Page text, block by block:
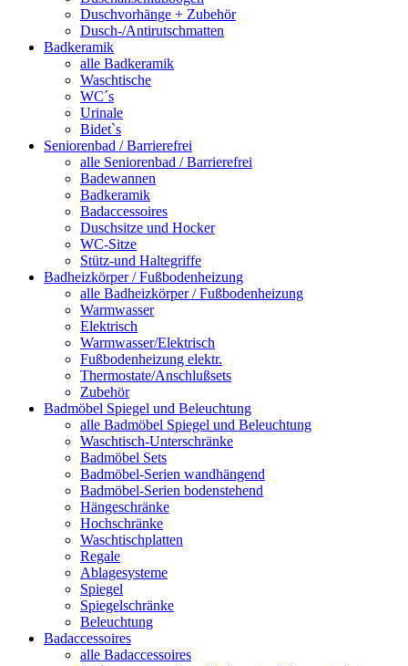
Duschvorhänge + Zubehör
Dusch-/Antirutschmatten
Badkeramik
alle Badkeramik
Waschtische
WC´s
Urinale
Bidet`s
Seniorenbad / Barrierefrei
alle Seniorenbad / Barrierefrei
Badewannen
Badkeramik
Badaccessoires
Duschsitze und Hocker
WC-Sitze
Stütz-und Haltegriffe
Badheizkörper / Fußbodenheizung
alle Badheizkörper / Fußbodenheizung
Warmwasser
Elektrisch
Warmwasser/Elektrisch
Fußbodenheizung elektr.
Thermostate/Anschlußsets
Zubehör
Badmöbel Spiegel und Beleuchtung
alle Badmöbel Spiegel und Beleuchtung
Waschtisch-Unterschränke
Badmöbel Sets
Badmöbel-Serien wandhängend
Badmöbel-Serien bodenstehend
Hängeschränke
Hochschränke
Waschtischplatten
Regale
Ablagesysteme
Spiegel
Spiegelschränke
Beleuchtung
Badaccessoires
alle Badaccessoires